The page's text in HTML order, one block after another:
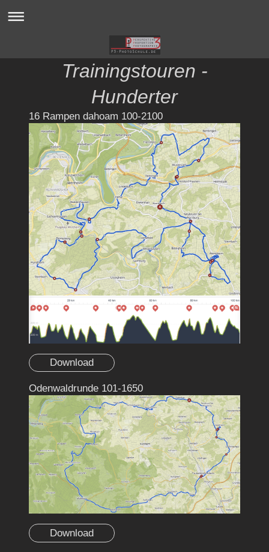
Trainingstouren -
Hunderter
16 Rampen dahoam 100-2100
Download
Odenwaldrunde 101-1650
Download